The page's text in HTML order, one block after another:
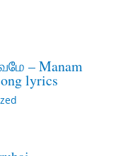
– Manam
lyrics